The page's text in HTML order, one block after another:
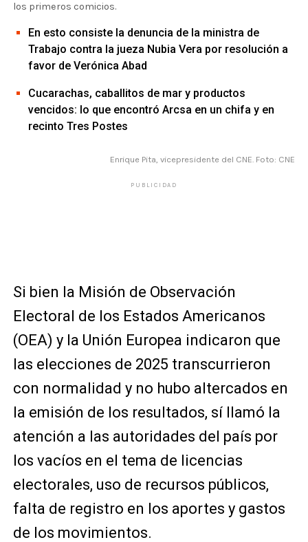
los primeros comicios.
En esto consiste la denuncia de la ministra de
Trabajo contra la jueza Nubia Vera por resolución a
favor de Verónica Abad
Cucarachas, caballitos de mar y productos
vencidos: lo que encontró Arcsa en un chifa y en
recinto Tres Postes
Enrique Pita, vicepresidente del CNE. Foto: CNE
PUBLICIDAD
Si bien la Misión de Observación
Electoral de los Estados Americanos
(OEA) y la Unión Europea indicaron que
las elecciones de 2025 transcurrieron
con normalidad y no hubo altercados en
la emisión de los resultados, sí llamó la
atención a las autoridades del país por
los vacíos en el tema de licencias
electorales, uso de recursos públicos,
falta de registro en los aportes y gastos
de los movimientos.